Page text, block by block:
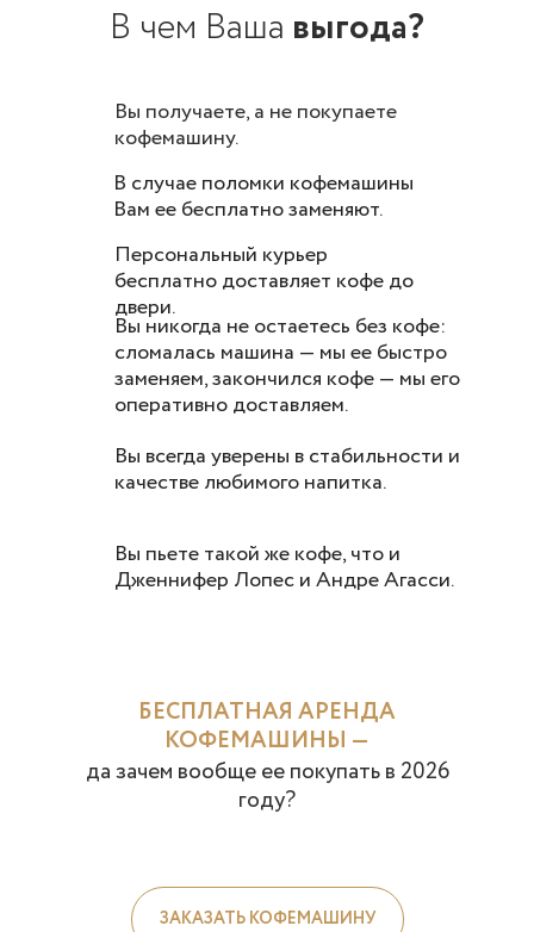
В чем Ваша выгода?
Вы получаете, а не покупаете
кофемашину.
В случае поломки кофемашины
Вам ее бесплатно заменяют.
Вы никогда не остаетесь без кофе:
сломалась машина — мы ее быстро
заменяем, закончился кофе — мы его
оперативно доставляем.
Вы всегда уверены в стабильности и
качестве любимого напитка.
ЗАКАЗАТЬ КОФЕМАШИНУ
Персональный курьер
бесплатно доставляет кофе до
двери.
Вы пьете такой же кофе, что и
Дженнифер Лопес и Андре Агасси.
БЕСПЛАТНАЯ АРЕНДА
КОФЕМАШИНЫ —
да зачем вообще ее покупать в 2026
году?